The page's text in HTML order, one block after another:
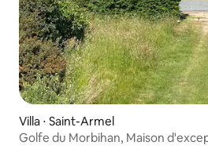
Villa ⋅ Saint-Armel
Golfe du Morbihan, Maison